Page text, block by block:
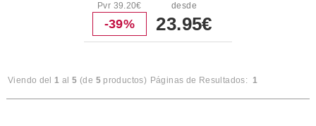
Pvr 39.20€
-39%
desde
23.95€
Viendo del1 al5 (de 5productos) Páginas de Resultados: 1